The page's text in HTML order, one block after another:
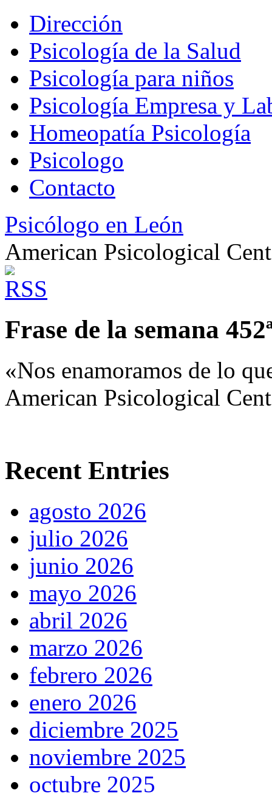
Dirección
Psicología de la Salud
Psicología para niños
Psicología Empresa y
Homeopatía Psicología
Psicologo
Contacto
Psicólogo en León
American Psicological
Frase de la semana
«Nos enamoramos de lo
American Psicological
Recent Entries
agosto 2026
julio 2026
junio 2026
mayo 2026
abril 2026
marzo 2026
febrero 2026
enero 2026
diciembre 2025
noviembre 2025
octubre 2025